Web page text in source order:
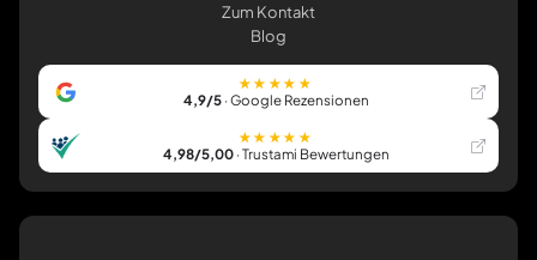
Zum Kontakt
Blog
★★★★★
4,9/5· Google Rezensionen
★★★★★
4,98/5,00· Trustami Bewertungen